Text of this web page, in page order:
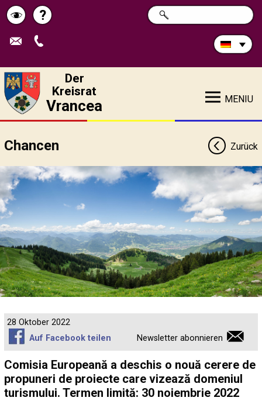
Schimbă
contrastul
Pagina
de
?
Durchsuchen
Sie
SUCHE
Der
Kreisrat
Vrancea MENIU
Chancen Zurück
28 Oktober 2022
Auf Facebook teilen
Newsletter abonnieren
Comisia Europeană a deschis o nouă cerere de
propuneri de proiecte care vizează domeniul
turismului. Termen limită: 30 noiembrie 2022